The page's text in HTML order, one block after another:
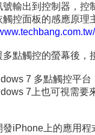
號輸出到控制器，
控面板的感應原
點觸控的螢幕後，
7 多點觸控平
7上也可視需要
發iPhone上的應用